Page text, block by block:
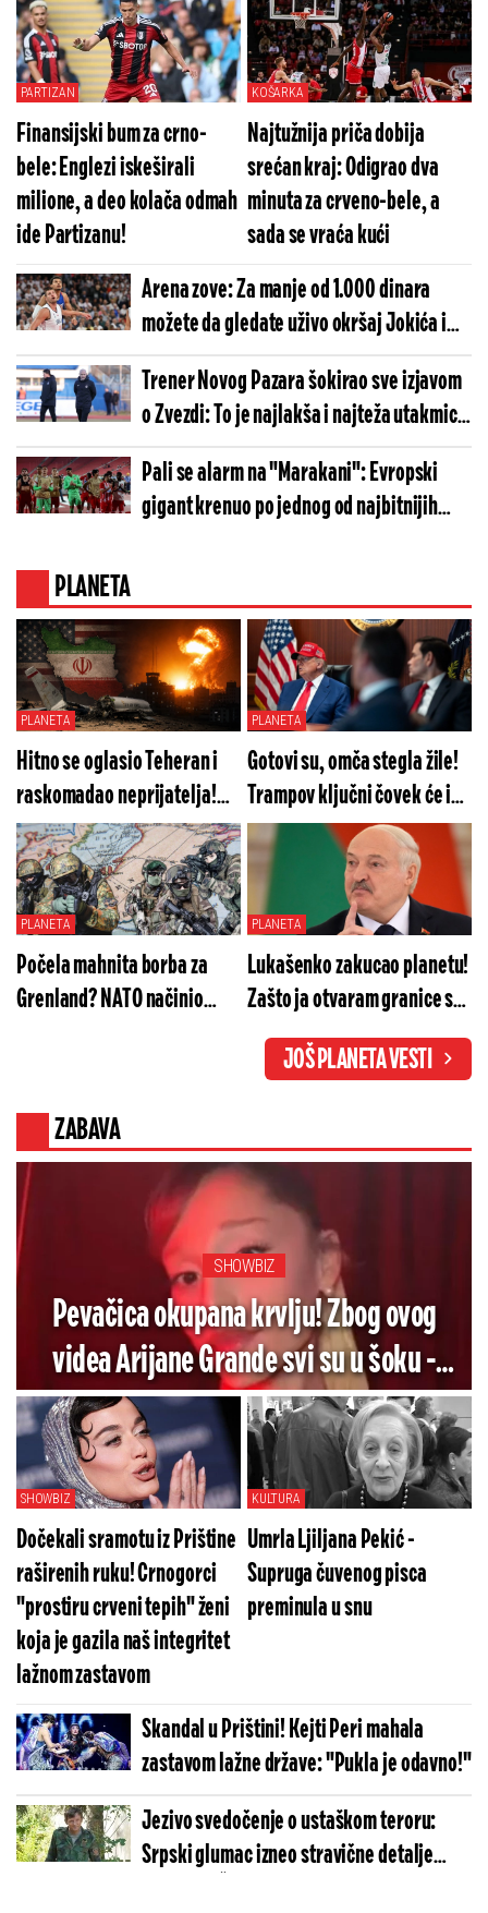
PARTIZAN
Finansijski bum za crno-
bele: Englezi iskeširali
milione, a deo kolača odmah
ide Partizanu!
KOŠARKA
Najtužnija priča dobija
srećan kraj: Odigrao dva
minuta za crveno-bele, a
sada se vraća kući
Arena zove: Za manje od 1.000 dinara
možete da gledate uživo okršaj Jokića i
Vembanjame
Trener Novog Pazara šokirao sve izjavom
o Zvezdi: To je najlakša i najteža utakmica
za nas
Pali se alarm na "Marakani": Evropski
gigant krenuo po jednog od najbitnijih
PLANETA
PLANETA
Hitno se oglasio Teheran i
raskomadao neprijatelja!
Sve je dokumentovano
PLANETA
Gotovi su, omča stegla žile!
Trampov ključni čovek će im
presuditi?
PLANETA
Počela mahnita borba za
Grenland? NATO načinio
PLANETA
Lukašenko zakucao planetu!
Zašto ja otvaram granice sa
Evropljanima?
JOŠ PLANETA VESTI
ZABAVA
SHOWBIZ
Pevačica okupana krvlju! Zbog ovog
videa Arijane Grande svi su u šoku -
Pogledajte koliko je jezivo (VIDEO)
SHOWBIZ
Dočekali sramotu iz Prištine
raširenih ruku! Crnogorci
"prostiru crveni tepih" ženi
koja je gazila naš integritet
lažnom zastavom
KULTURA
Umrla Ljiljana Pekić -
Supruga čuvenog pisca
preminula u snu
Skandal u Prištini! Kejti Peri mahala
zastavom lažne države: "Pukla je odavno!"
Jezivo svedočenje o ustaškom teroru:
Srpski glumac izneo stravične detalje